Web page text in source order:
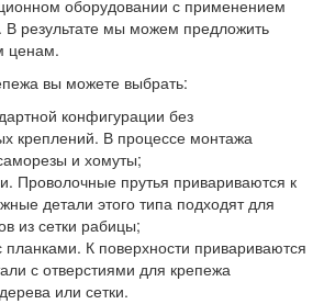
оборудовании с применением
В результате мы можем предложить
ценам.
вы можете выбрать:
конфигурации без
креплений. В процессе монтажа
и хомуты;
Проволочные прутья привариваются к
детали этого типа подходят для
из сетки рабицы;
планками. К поверхности привариваются
с отверстиями для крепежа
или сетки.